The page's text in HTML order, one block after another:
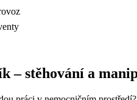
– stěhování a